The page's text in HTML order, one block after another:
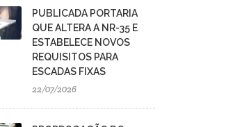
PUBLICADA PORTARIA
QUE ALTERA A NR-35 E
ESTABELECE NOVOS
REQUISITOS PARA
ESCADAS FIXAS
22/07/2026